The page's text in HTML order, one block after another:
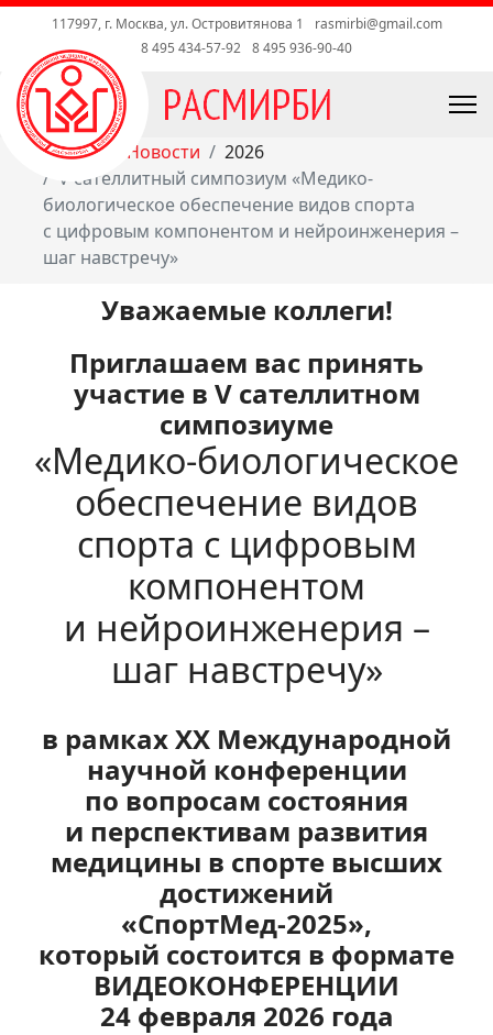
117997, г. Москва, ул. Островитянова 1
rasmirbi@gmail.com
8 495 434-57-92 8 495 936-90-40
Главная Новости
2026
V сателлитный симпозиум «Медико-
биологическое обеспечение видов спорта
с цифровым компонентом и нейроинженерия –
шаг навстречу»
Уважаемые коллеги!
Приглашаем вас принять
участие в V сателлитном
симпозиуме
«Медико-биологическое
обеспечение видов
спорта с цифровым
компонентом
и нейроинженерия –
шаг навстречу»
в рамках XX Международной
научной конференции
по вопросам состояния
и перспективам развития
медицины в спорте высших
достижений
«СпортМед-2025»,
который состоится в формате
ВИДЕОКОНФЕРЕНЦИИ
24 февраля 2026 года